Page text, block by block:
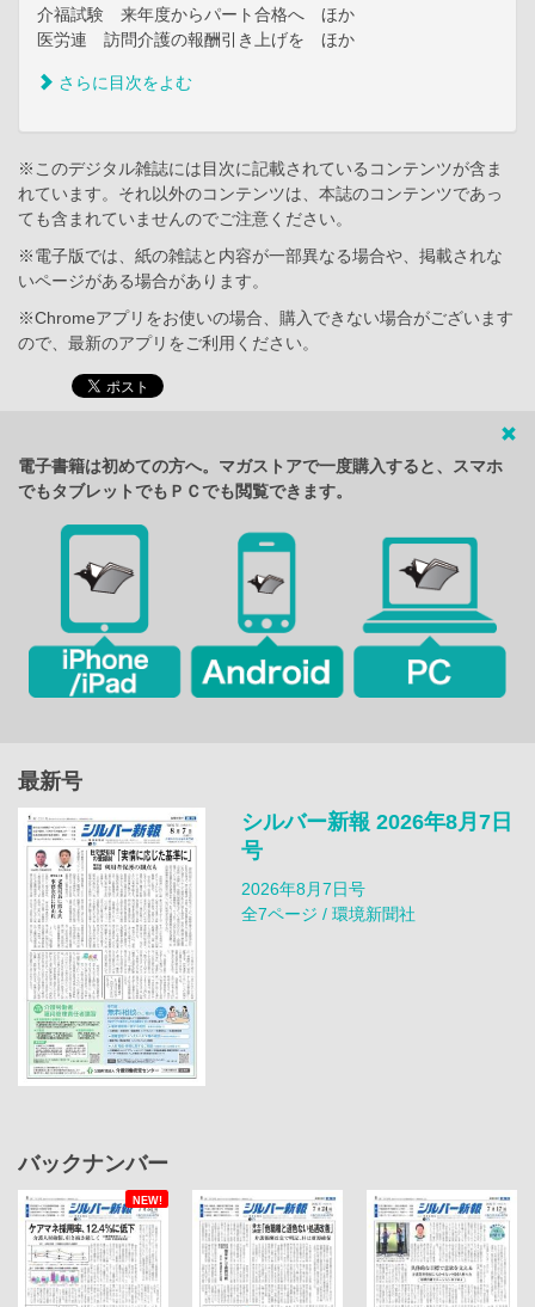
介福試験 来年度からパート合格へ ほか
医労連 訪問介護の報酬引き上げを ほか
さらに目次をよむ
※このデジタル雑誌には目次に記載されているコンテンツが含ま
れています。それ以外のコンテンツは、本誌のコンテンツであっ
ても含まれていませんのでご注意ください。
※電子版では、紙の雑誌と内容が一部異なる場合や、掲載されな
いページがある場合があります。
※Chromeアプリをお使いの場合、購入できない場合がございます
ので、最新のアプリをご利用ください。
電子書籍は初めての方へ。マガストアで一度購入すると、スマホ
でもタブレットでもＰＣでも閲覧できます。
最新号
シルバー新報 2026年8月7日
号
2026年8月7日号
全7ページ / 環境新聞社
バックナンバー
NEW!